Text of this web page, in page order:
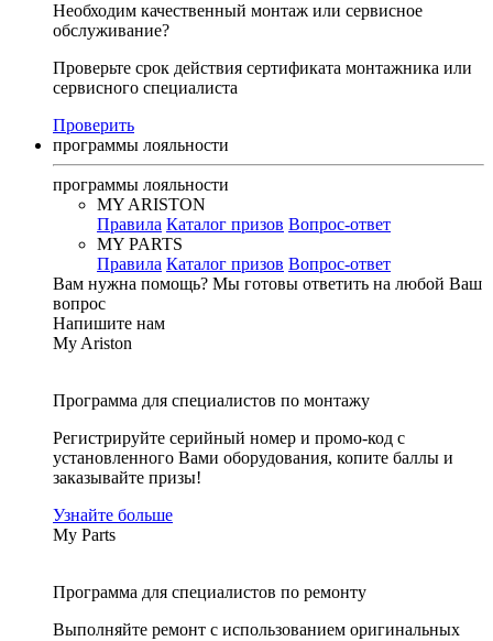
Необходим качественный монтаж или сервисное
обслуживание?
Проверьте срок действия сертификата монтажника или
сервисного специалиста
Проверить
программы лояльности
программы лояльности
MY ARISTON
Правила Каталог призов Вопрос-ответ
MY PARTS
Правила Каталог призов Вопрос-ответ
Вам нужна помощь? Мы готовы ответить на любой Ваш
вопрос
Напишите нам
My Ariston
Программа для специалистов по монтажу
Регистрируйте серийный номер и промо-код с
установленного Вами оборудования, копите баллы и
заказывайте призы!
Узнайте больше
My Parts
Программа для специалистов по ремонту
Выполняйте ремонт с использованием оригинальных